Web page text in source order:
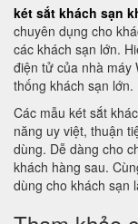
két sắt khách sạn
chuyên dụng cho
các khách sạn lớn.
điện tử của nhà máy
thống khách sạn lớn.
Các mẫu két sắt
năng uy việt, thuận
dùng. Dễ dàng cho
khách hàng sau.
dùng cho khách sạn